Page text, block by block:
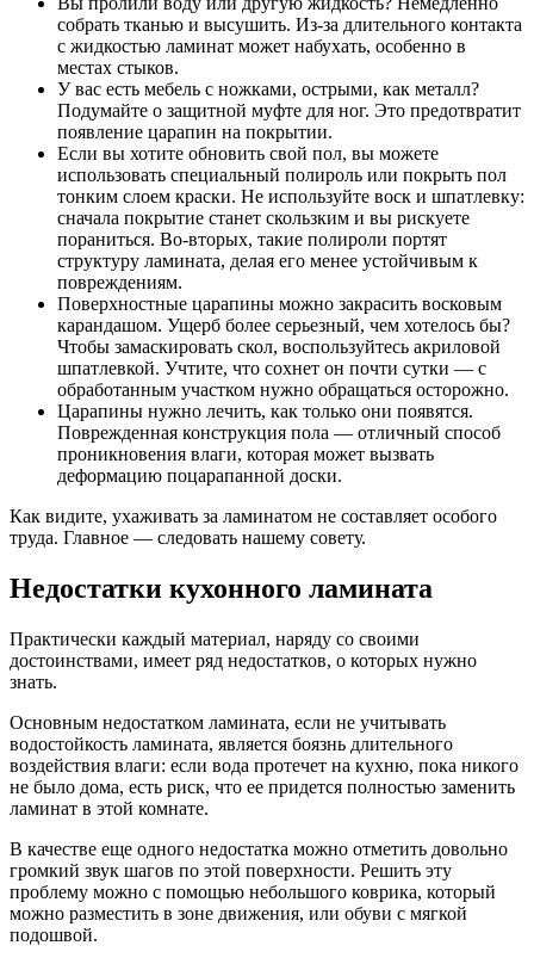
собрать тканью и высушить. Из-за длительного контакта
с жидкостью ламинат может набухать, особенно в
местах стыков.
У вас есть мебель с ножками, острыми, как металл?
Подумайте о защитной муфте для ног. Это предотвратит
появление царапин на покрытии.
Если вы хотите обновить свой пол, вы можете
использовать специальный полироль или покрыть пол
тонким слоем краски. Не используйте воск и шпатлевку:
сначала покрытие станет скользким и вы рискуете
пораниться. Во-вторых, такие полироли портят
структуру ламината, делая его менее устойчивым к
повреждениям.
Поверхностные царапины можно закрасить восковым
карандашом. Ущерб более серьезный, чем хотелось бы?
Чтобы замаскировать скол, воспользуйтесь акриловой
шпатлевкой. Учтите, что сохнет он почти сутки — с
обработанным участком нужно обращаться осторожно.
Царапины нужно лечить, как только они появятся.
Поврежденная конструкция пола — отличный способ
проникновения влаги, которая может вызвать
деформацию поцарапанной доски.
Как видите, ухаживать за ламинатом не составляет особого
труда. Главное — следовать нашему совету.
Недостатки кухонного ламината
Практически каждый материал, наряду со своими
достоинствами, имеет ряд недостатков, о которых нужно
знать.
Основным недостатком ламината, если не учитывать
водостойкость ламината, является боязнь длительного
воздействия влаги: если вода протечет на кухню, пока никого
не было дома, есть риск, что ее придется полностью заменить
ламинат в этой комнате.
В качестве еще одного недостатка можно отметить довольно
громкий звук шагов по этой поверхности. Решить эту
проблему можно с помощью небольшого коврика, который
можно разместить в зоне движения, или обуви с мягкой
подошвой.